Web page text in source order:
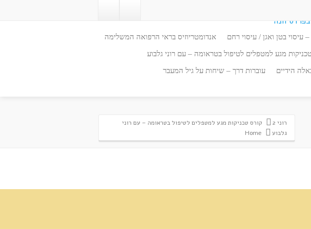
עיסוי בטן ואגן / עיסוי רחם אנדומטריוזיס בראי הרפואה המשלימה
מגע למטפלים לטיפול בטראומה – עם רוני גלבוע
הידיים עוברות דרך – שיחות על גיל המעבר
רוני 2
קורס טכניקות מגע למטפלים לטיפול בטראומה – עם רוני
גלבוע
Home